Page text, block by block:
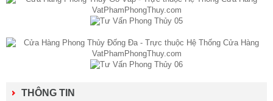
THÔNG TIN